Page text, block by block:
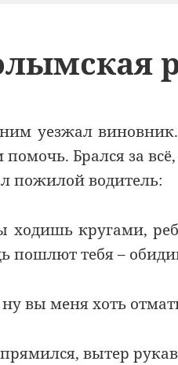
уезжал
помочь. Брался за
пожилой водитель:
кругами,
пошлют тебя –
вы меня хоть
вытер